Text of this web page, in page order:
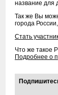
название для
Так же Вы
города
Стать
Что же такое
Подробнее о